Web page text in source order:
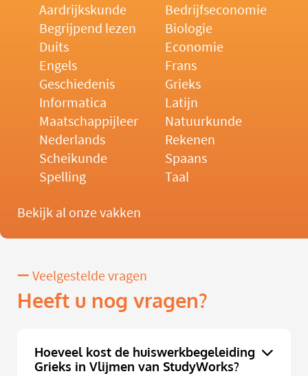
Aardrijkskunde
Bedrijfseconomie
Begrijpend lezen
Biologie
Duits
Economie
Engels
Frans
Geschiedenis
Grieks
Informatica
Latijn
Maatschappijleer
Natuurkunde
Nederlands
Rekenen
Scheikunde
Spaans
Spelling
Taal
Bekijk al onze vakken
Veelgestelde vragen
Heeft u nog vragen?
Hoeveel kost de huiswerkbegeleiding
Grieks in Vlijmen van StudyWorks?